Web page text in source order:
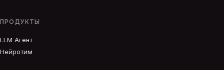
ПРОДУКТЫ
LLM Агент
Нейротим